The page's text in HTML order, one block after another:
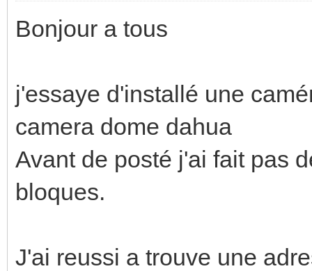
Bonjour a tous
j'essaye d'installé une
camera dome dahua
Avant de posté j'ai fait pas
bloques.
J'ai reussi a trouve une